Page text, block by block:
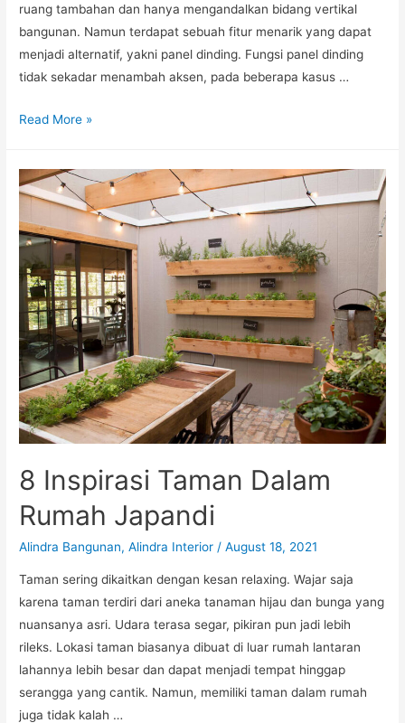
ruang tambahan dan hanya mengandalkan bidang vertikal
bangunan. Namun terdapat sebuah fitur menarik yang dapat
menjadi alternatif, yakni panel dinding. Fungsi panel dinding
tidak sekadar menambah aksen, pada beberapa kasus …
7
Dinding,
Menarik
Hidupkan
Suasana
Ruang
Read More »
8 Inspirasi Taman Dalam
Rumah Japandi
Alindra Bangunan,Alindra Interior /August 18, 2021
Taman sering dikaitkan dengan kesan relaxing. Wajar saja
karena taman terdiri dari aneka tanaman hijau dan bunga yang
nuansanya asri. Udara terasa segar, pikiran pun jadi lebih
rileks. Lokasi taman biasanya dibuat di luar rumah lantaran
lahannya lebih besar dan dapat menjadi tempat hinggap
serangga yang cantik. Namun, memiliki taman dalam rumah
juga tidak kalah …